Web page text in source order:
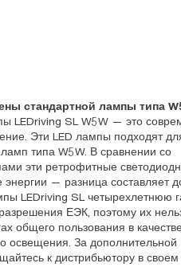
стандартной лампы типа
LEDriving SL W5W — это
Эти LED лампы подходят
типа W5W. В сравнении со
эти ретрофитные
— разница составляет
LEDriving SL четырехлетнюю
ЕЭК, поэтому их
общего пользования в
освещения. За дополнительной
к дистрибьютору в своем